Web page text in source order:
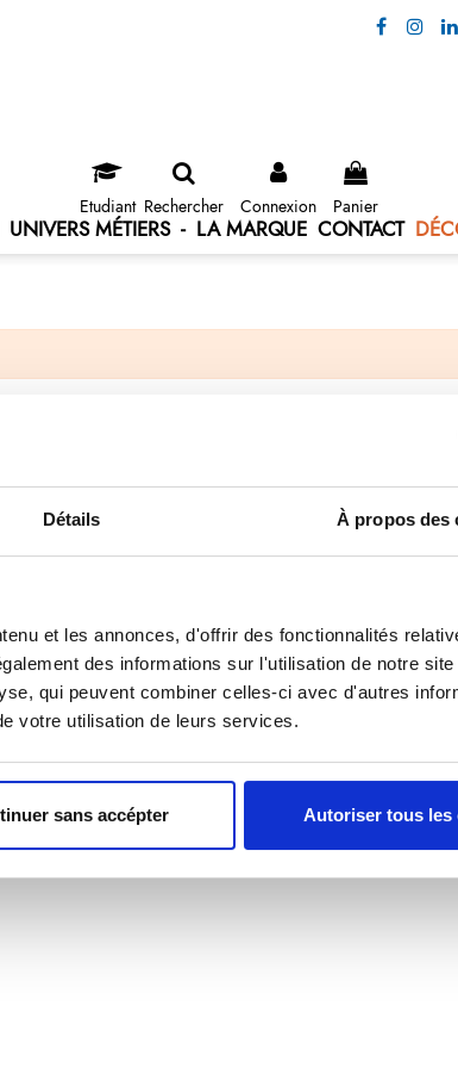
Détails À propos des
et les annonces, d'offrir des fonctionnalités
des informations sur l'utilisation de notre
qui peuvent combiner celles-ci avec d'autres
votre utilisation de leurs services.
sans accépter Autoriser tous les
Etudiant Rechercher Connexion Panier
UNIVERS MÉTIERS - LA MARQUE CONTACT